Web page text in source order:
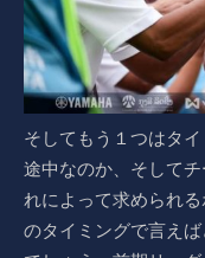
そしてもう１つはタ
途中なのか、そして
れによって求められ
のタイミングで言え